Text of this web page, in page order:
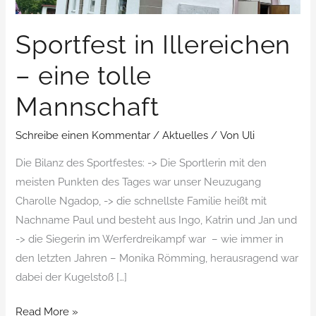
Sportfest in Illereichen
– eine tolle
Mannschaft
Schreibe einen Kommentar /Aktuelles / Von Uli
Die Bilanz des Sportfestes: -> Die Sportlerin mit den
meisten Punkten des Tages war unser Neuzugang
Charolle Ngadop, -> die schnellste Familie heißt mit
Nachname Paul und besteht aus Ingo, Katrin und Jan und
-> die Siegerin im Werferdreikampf war – wie immer in
den letzten Jahren – Monika Römming, herausragend war
dabei der Kugelstoß […]
Mannschaft
Read More »